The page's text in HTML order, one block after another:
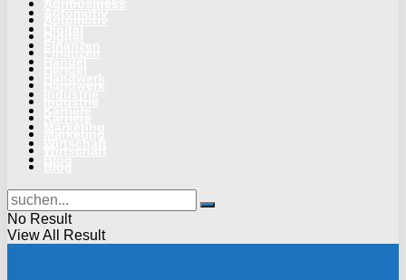
No Result
View All Result